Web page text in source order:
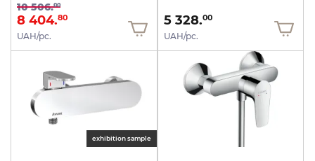
10 506.00
8 404.80
UAH/pc.
5 328.00
UAH/pc.
exhibition sample